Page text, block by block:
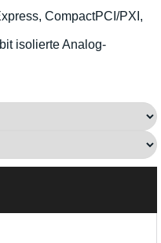
isolierte Analog-